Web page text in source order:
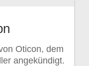
Oticon, dem
angekündigt.